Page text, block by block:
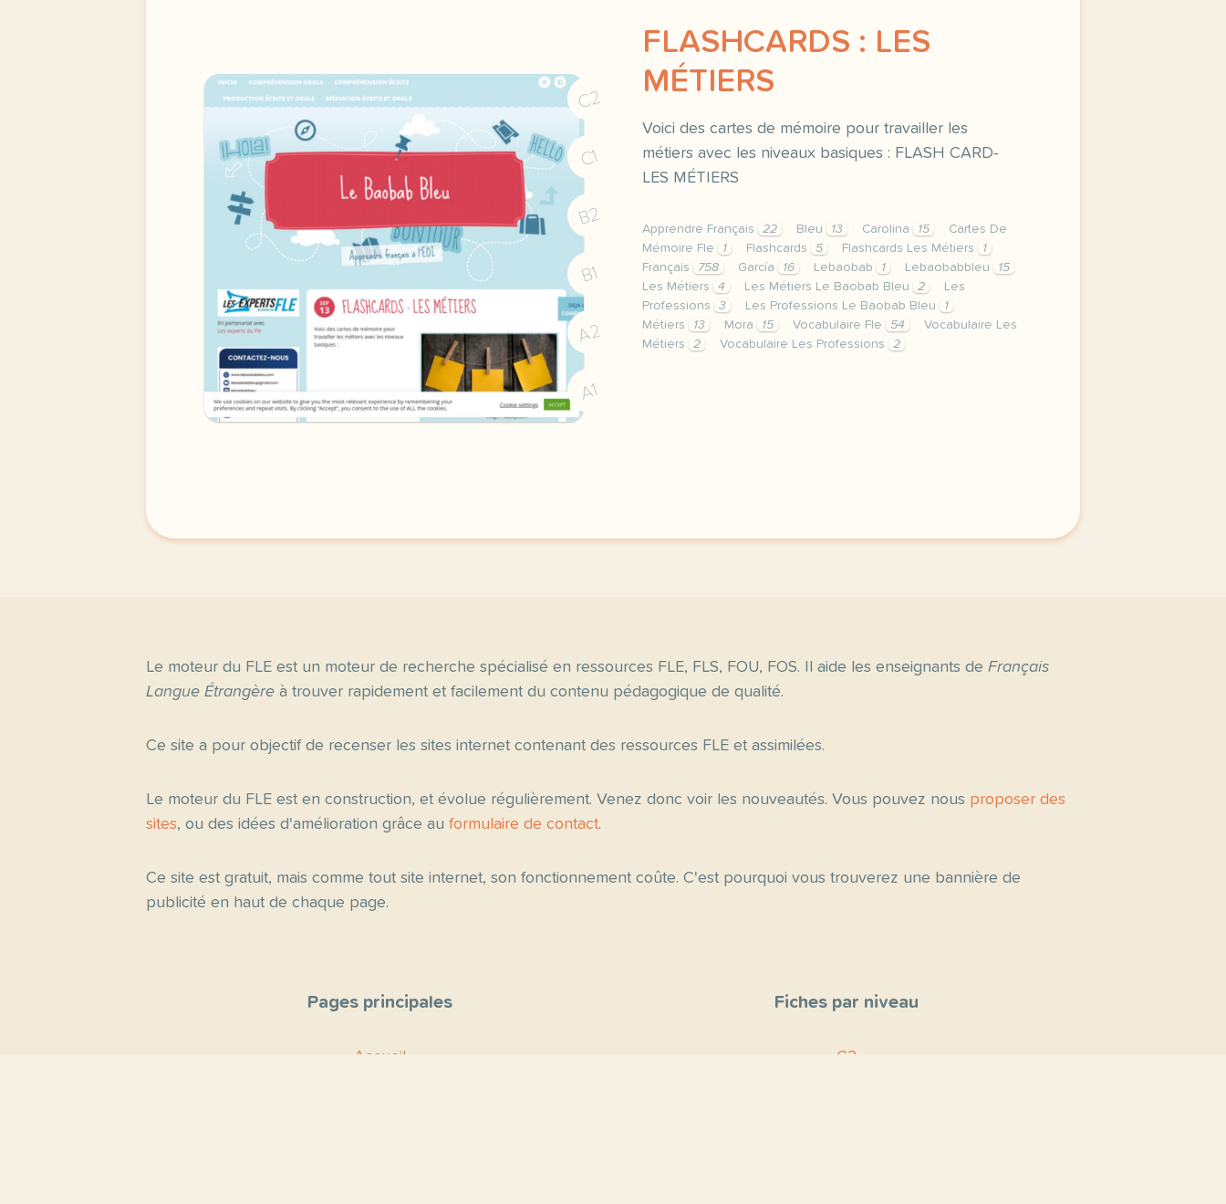
C2
C1
B2
B1
A2
A1
FLASHCARDS : LES
MÉTIERS
Voici des cartes de mémoire pour travailler les
métiers avec les niveaux basiques : FLASH CARD-
LES MÉTIERS
Apprendre Français 22 Bleu 13 Carolina 15
Cartes De
Mémoire Fle
1 Flashcards 5 Flashcards Les Métiers
1
Français
758 García 16 Lebaobab 1 Lebaobabbleu
15
Les Métiers
4 Les Métiers Le Baobab Bleu 2
Les
Professions
3 Les Professions Le Baobab Bleu
1
Métiers
13 Mora 15 Vocabulaire Fle 54
Vocabulaire Les
Métiers
2 Vocabulaire Les Professions 2
Le moteur du FLE est un moteur de recherche spécialisé en ressources FLE, FLS, FOU, FOS. Il aide les enseignants de Français
Langue Étrangère à trouver rapidement et facilement du contenu pédagogique de qualité.
Ce site a pour objectif de recenser les sites internet contenant des ressources FLE et assimilées.
Le moteur du FLE est en construction, et évolue régulièrement. Venez donc voir les nouveautés. Vous pouvez nous proposer des
sites, ou des idées d'amélioration grâce au formulaire de contact.
Ce site est gratuit, mais comme tout site internet, son fonctionnement coûte. C'est pourquoi vous trouverez une bannière de
publicité en haut de chaque page.
Pages principales
Accueil
Fiches par niveau
C2